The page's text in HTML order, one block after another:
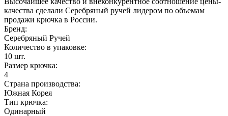
качества сделали Серебряный ручей лидером по объемам
продажи крючка в России.
Бренд:
Серебряный Ручей
Количество в упаковке:
10 шт.
Размер крючка:
4
Страна производства:
Южная Корея
Тип крючка:
Одинарный